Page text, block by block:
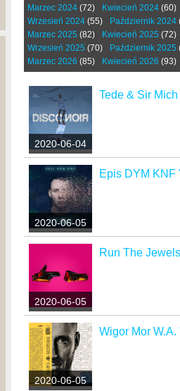
Marzec 2024 (72) Kwiecień 2024 (60)
Wrzesień 2024 (55) Październik 2024
Marzec 2025 (82) Kwiecień 2025 (72)
Wrzesień 2025 (70) Październik 2025
Marzec 2026 (85) Kwiecień 2026 (93)
2020-06-04
Tede & Sir
2020-06-05
Epis DYM KNF
2020-06-05
Run The
2020-06-05
Wigor Mor W.A.